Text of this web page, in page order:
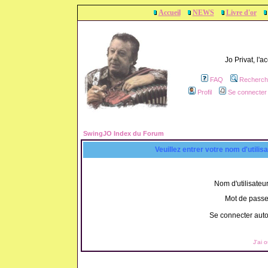
Accueil NEWS Livre d'or
Jo Privat,
FAQ
Profil
Se
SwingJO Index du Forum
Veuillez entrer votre nom
Nom
Mot de
Se connecter
J'ai